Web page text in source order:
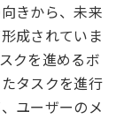
きから、未来
成されていま
クを進めるボ
タスクを進行
ユーザーのメ